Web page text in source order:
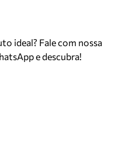
ideal? Fale com nossa
e descubra!